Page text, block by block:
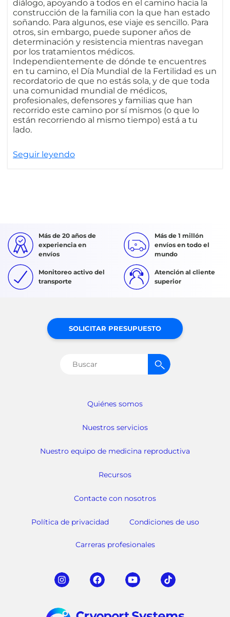
diálogo, apoyando a todos en el camino hacia la
construcción de la familia con la que han estado
soñando. Para algunos, ese viaje es sencillo. Para
otros, sin embargo, puede suponer años de
determinación y resistencia mientras navegan
por los tratamientos médicos.
Independientemente de dónde te encuentres
en tu camino, el Día Mundial de la Fertilidad es un
recordatorio de que no estás sola, y de que toda
una comunidad mundial de médicos,
profesionales, defensores y familias que han
recorrido este camino por sí mismos (o que lo
están recorriendo al mismo tiempo) está a tu
lado.
Seguir leyendo
Más de 20 años de
experiencia en
envíos
Más de 1 millón
envíos en todo el
mundo
Monitoreo activo del
transporte
Atención al cliente
superior
Quiénes somos
Nuestros servicios
Nuestro equipo de medicina reproductiva
Recursos
Contacte con nosotros
Política de privacidad Condiciones de uso
Carreras profesionales
SOLICITAR PRESUPUESTO
Buscar: